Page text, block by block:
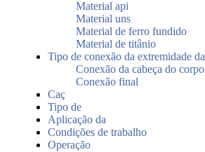
Material api
Material uns
Material de ferro fundido
Material de titânio
Tipo de conexão da extremidade da
Conexão da cabeça do corpo
Conexão final
Caç
Tipo de
Aplicação da
Condições de trabalho
Operação